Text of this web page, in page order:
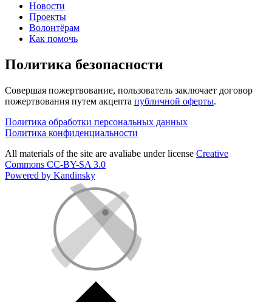
Новости
Проекты
Волонтёрам
Как помочь
Политика безопасности
Совершая пожертвование, пользователь заключает договор
пожертвования путем акцепта публичной оферты.
Политика обработки персональных данных
Политика конфиденциальности
All materials of the site are avaliabe under license Creative
Commons СС-BY-SA 3.0
Powered by Kandinsky